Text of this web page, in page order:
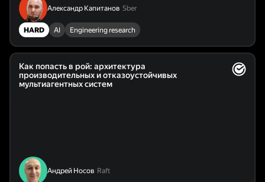
Александр Капитанов Sber
HARD AI Engineering research
Как попасть в рой: архитектура
производительных и отказоустойчивых
мультиагентных систем
Андрей Носов Raft